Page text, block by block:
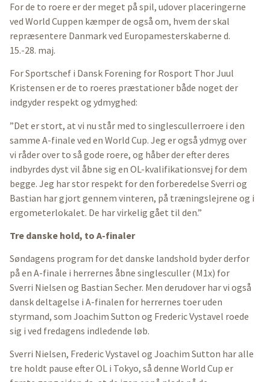
For de to roere er der meget på spil, udover placeringerne
ved World Cuppen kæmper de også om, hvem der skal
repræsentere Danmark ved Europamesterskaberne d.
15.-28. maj.
For Sportschef i Dansk Forening for Rosport Thor Juul
Kristensen er de to roeres præstationer både noget der
indgyder respekt og ydmyghed:
”Det er stort, at vi nu står med to singlescullerroere i den
samme A-finale ved en World Cup. Jeg er også ydmyg over
vi råder over to så gode roere, og håber der efter deres
indbyrdes dyst vil åbne sig en OL-kvalifikationsvej for dem
begge. Jeg har stor respekt for den forberedelse Sverri og
Bastian har gjort gennem vinteren, på træningslejrene og i
ergometerlokalet. De har virkelig gået til den.”
Tre danske hold, to A-finaler
Søndagens program for det danske landshold byder derfor
på en A-finale i herrernes åbne singlesculler (M1x) for
Sverri Nielsen og Bastian Secher. Men derudover har vi også
dansk deltagelse i A-finalen for herrernes toer uden
styrmand, som Joachim Sutton og Frederic Vystavel roede
sig i ved fredagens indledende løb.
Sverri Nielsen, Frederic Vystavel og Joachim Sutton har alle
tre holdt pause efter OL i Tokyo, så denne World Cup er